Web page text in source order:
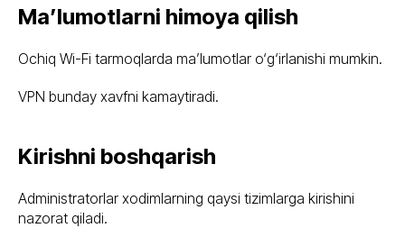
Ma’lumotlarni himoya qilish
Ochiq Wi-Fi tarmoqlarda ma’lumotlar o‘g‘irlanishi mumkin.
VPN bunday xavfni kamaytiradi.
Kirishni boshqarish
Administratorlar xodimlarning qaysi tizimlarga kirishini
nazorat qiladi.